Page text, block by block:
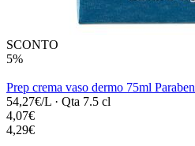
SCONTO
5%
Prep crema vaso dermo 75ml Paraben
54,27€/L · Qta 7.5 cl
4,07€
4,29€